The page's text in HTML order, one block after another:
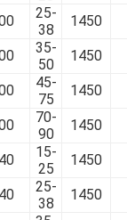
25-
38
1450
35-
50
1450
45-
75
1450
70-
90
1450
15-
25
1450
25-
38
1450